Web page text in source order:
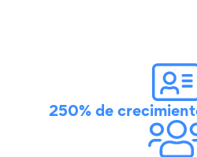
250% de